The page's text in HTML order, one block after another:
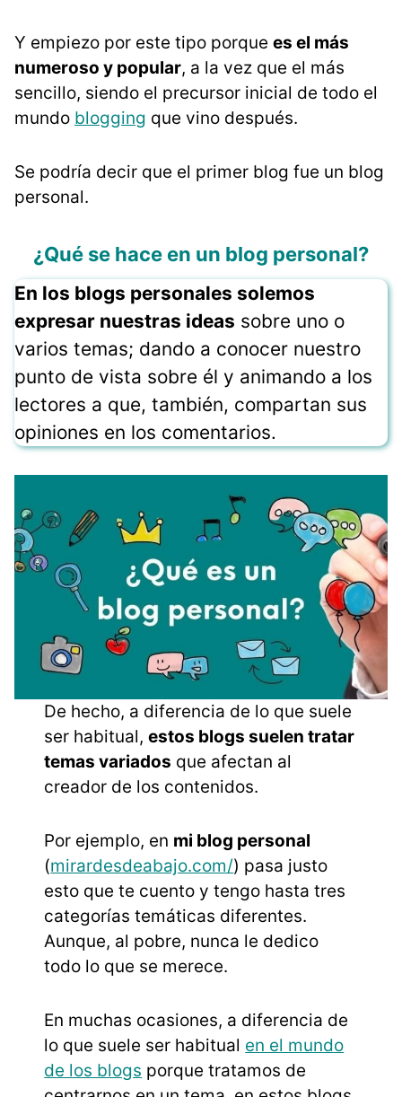
Y empiezo por este tipo porque es el más
numeroso y popular, a la vez que el más
sencillo, siendo el precursor inicial de todo el
mundo blogging que vino después.
Se podría decir que el primer blog fue un blog
personal.
¿Qué se hace en un blog personal?
En los blogs personales solemos
expresar nuestras ideas sobre uno o
varios temas; dando a conocer nuestro
punto de vista sobre él y animando a los
lectores a que, también, compartan sus
opiniones en los comentarios.
De hecho, a diferencia de lo que suele
ser habitual,estos blogs suelen tratar
temas variados que afectan al
creador de los contenidos.
Por ejemplo, en mi blog personal
(mirardesdeabajo.com/) pasa justo
esto que te cuento y tengo hasta tres
categorías temáticas diferentes.
Aunque, al pobre, nunca le dedico
todo lo que se merece.
En muchas ocasiones, a diferencia de
lo que suele ser habitual en el mundo
de los blogs porque tratamos de